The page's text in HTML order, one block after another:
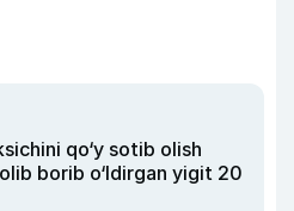
qo‘y sotib olish
borib o‘ldirgan yigit 20